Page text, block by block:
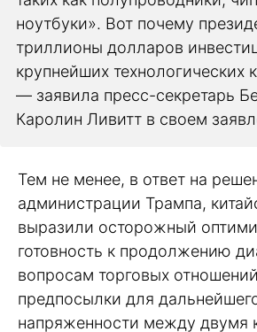
ноутбуки». Вот почему
триллионы долларов
крупнейших технологических
— заявила пресс-секретарь
Каролин Ливитт в своем
Тем не менее, в ответ на
администрации Трампа,
выразили осторожный
готовность к продолжению
вопросам торговых
предпосылки для
напряженности между двумя